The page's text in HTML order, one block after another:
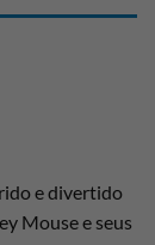
e divertido
Mouse e seus